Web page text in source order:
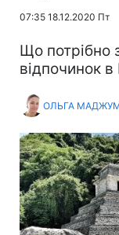
07:35 18.12.2020 Пт
Що потрібно
відпочинок
ОЛЬГА